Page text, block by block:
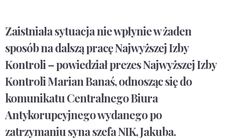
Zaistniała sytuacja nie wpłynie w żaden
sposób na dalszą pracę Najwyższej Izby
Kontroli – powiedział prezes Najwyższej Izby
Kontroli Marian Banaś, odnosząc się do
komunikatu Centralnego Biura
Antykorupcyjnego wydanego po
zatrzymaniu syna szefa NIK, Jakuba.